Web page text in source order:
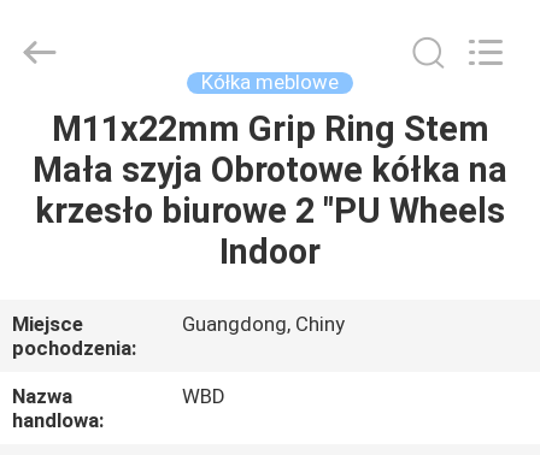
DOM
PRODUKTY
O
NAS
Metal
Kółka meblowe
M11x22mm Grip Ring Stem
Mała szyja Obrotowe kółka na
krzesło biurowe 2 "PU Wheels
Indoor
Miejsce
pochodzenia:
Guangdong, Chiny
Nazwa
handlowa:
WBD